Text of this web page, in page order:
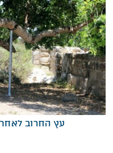
עץ החרוב